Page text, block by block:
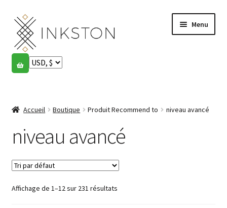
Aller
la
navigation
Aller
au
contenu
Menu
Boutique
menu
English
Español
Français
Communauté
Accueil Boutique Produit Recommend to niveau avancé
niveau avancé
Affichage de 1–12 sur 231 résultats